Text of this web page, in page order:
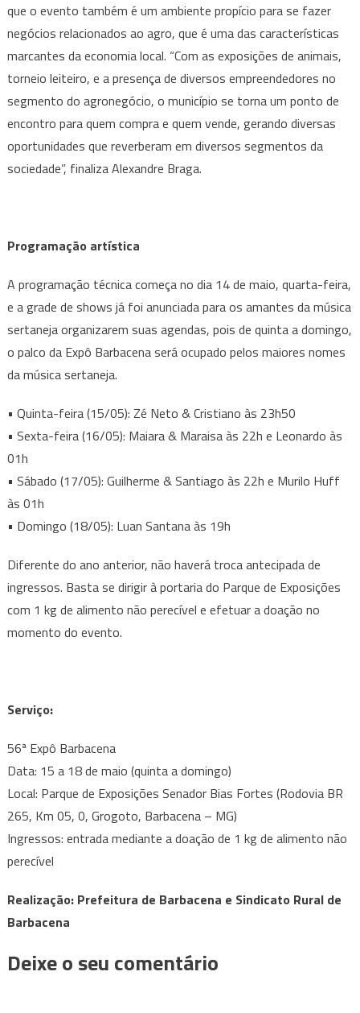
que o evento também é um ambiente propício para se fazer
negócios relacionados ao agro, que é uma das características
marcantes da economia local. “Com as exposições de animais,
torneio leiteiro, e a presença de diversos empreendedores no
segmento do agronegócio, o município se torna um ponto de
encontro para quem compra e quem vende, gerando diversas
oportunidades que reverberam em diversos segmentos da
sociedade”, finaliza Alexandre Braga.
Programação artística
A programação técnica começa no dia 14 de maio, quarta-feira,
e a grade de shows já foi anunciada para os amantes da música
sertaneja organizarem suas agendas, pois de quinta a domingo,
o palco da Expô Barbacena será ocupado pelos maiores nomes
da música sertaneja.
• Quinta-feira (15/05): Zé Neto & Cristiano às 23h50
• Sexta-feira (16/05): Maiara & Maraisa às 22h e Leonardo às
01h
• Sábado (17/05): Guilherme & Santiago às 22h e Murilo Huff
às 01h
• Domingo (18/05): Luan Santana às 19h
Diferente do ano anterior, não haverá troca antecipada de
ingressos. Basta se dirigir à portaria do Parque de Exposições
com 1 kg de alimento não perecível e efetuar a doação no
momento do evento.
Serviço:
56ª Expô Barbacena
Data: 15 a 18 de maio (quinta a domingo)
Local: Parque de Exposições Senador Bias Fortes (Rodovia BR
265, Km 05, 0, Grogoto, Barbacena – MG)
Ingressos: entrada mediante a doação de 1 kg de alimento não
perecível
Realização: Prefeitura de Barbacena e Sindicato Rural de
Barbacena
Deixe o seu comentário